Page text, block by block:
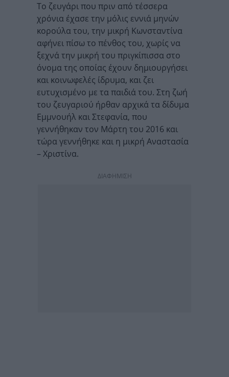
Το ζευγάρι που πριν από τέσσερα
χρόνια έχασε την μόλις εννιά μηνών
κορούλα του, την μικρή Κωνσταντίνα
αφήνει πίσω το πένθος του, χωρίς να
ξεχνά την μικρή του πριγκίπισσα στο
όνομα της οποίας έχουν δημιουργήσει
και κοινωφελές ίδρυμα, και ζει
ευτυχισμένο με τα παιδιά του. Στη ζωή
του ζευγαριού ήρθαν αρχικά τα δίδυμα
Εμμνουήλ και Στεφανία, που
γεννήθηκαν τον Μάρτη του 2016 και
τώρα γεννήθηκε και η μικρή Αναστασία
– Χριστίνα.
ΔΙΑΦΗΜΙΣΗ